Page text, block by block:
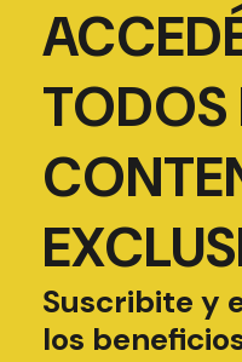
TODOS
Suscribite y
los